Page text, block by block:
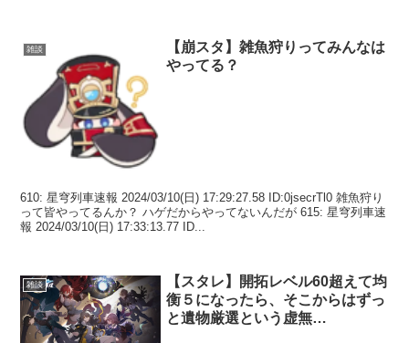
雑談
【崩スタ】雑魚狩りってみんなは
やってる？
610: 星穹列車速報 2024/03/10(日) 17:29:27.58 ID:0jsecrTl0 雑魚狩り
って皆やってるんか？ ハゲだからやってないんだが 615: 星穹列車速
報 2024/03/10(日) 17:33:13.77 ID...
雑談
【スタレ】開拓レベル60超えて均
衡５になったら、そこからはずっ
と遺物厳選という虚無…